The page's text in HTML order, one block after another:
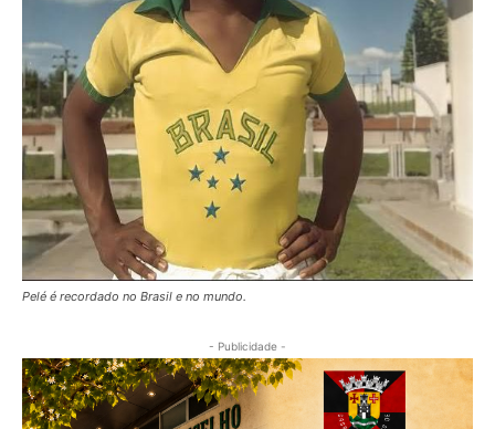
Pelé é recordado no Brasil e no mundo.
- Publicidade -